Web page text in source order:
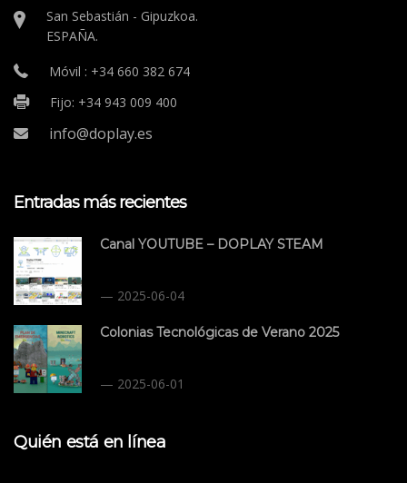
San Sebastián - Gipuzkoa.
ESPAÑA.
Móvil : +34 660 382 674
Fijo: +34 943 009 400
info@doplay.es
Entradas más recientes
Canal YOUTUBE – DOPLAY STEAM
2025-06-04
Colonias Tecnológicas de Verano 2025
2025-06-01
Quién está en línea